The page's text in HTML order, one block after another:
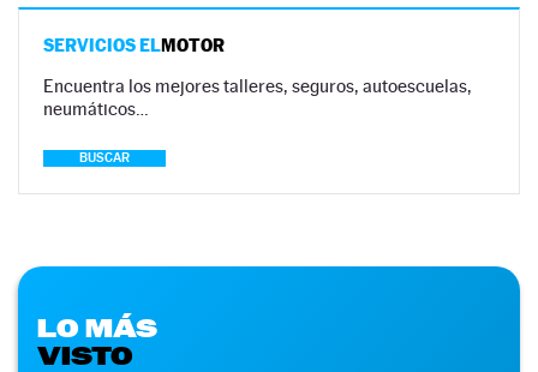
SERVICIOS ELMOTOR
Encuentra los mejores talleres, seguros, autoescuelas,
neumáticos…
BUSCAR
LO MÁS
VISTO